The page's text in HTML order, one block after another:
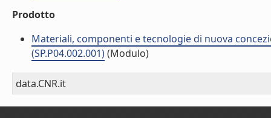
Prodotto
Materiali, componenti e tecnologie di nuova
(SP.P04.002.001)(Modulo)
data.CNR.it